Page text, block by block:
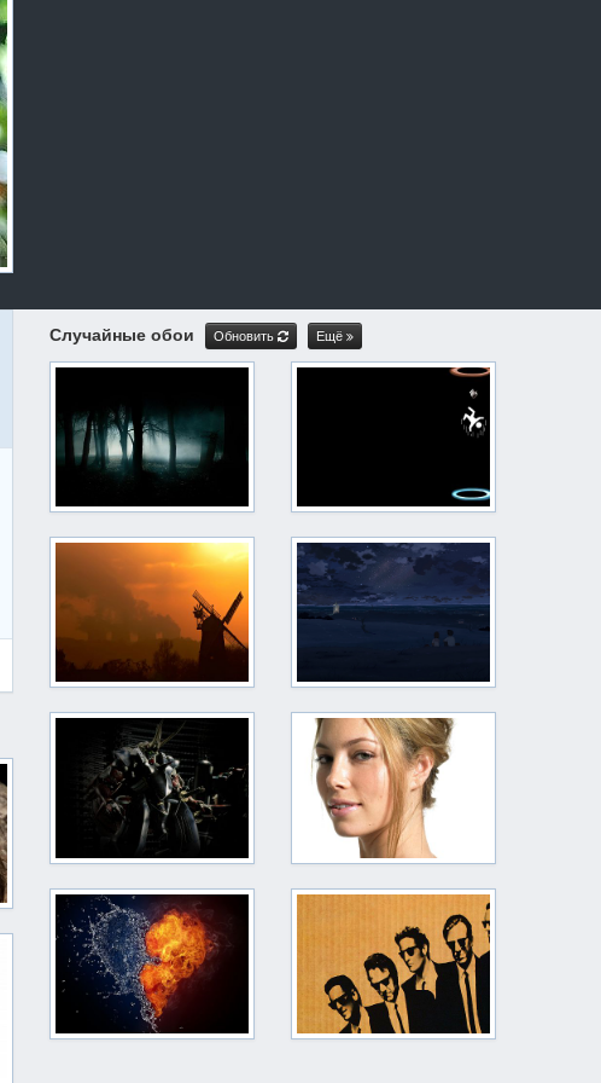
Случайные обои Обновить Ещё